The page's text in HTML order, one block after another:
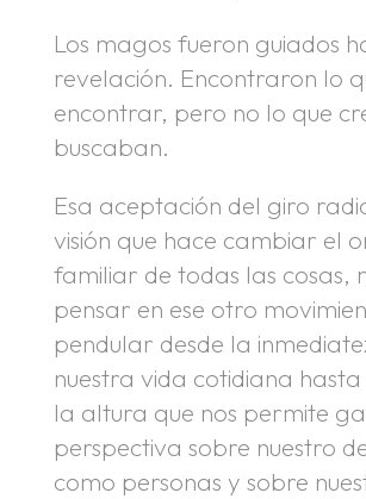
Los magos fueron guiados
revelación. Encontraron lo
encontrar, pero no lo que
buscaban.
Esa aceptación del giro
visión que hace cambiar el
familiar de todas las cosas,
pensar en ese otro
pendular desde la
nuestra vida cotidiana
la altura que nos permite
perspectiva sobre nuestro
como personas y sobre